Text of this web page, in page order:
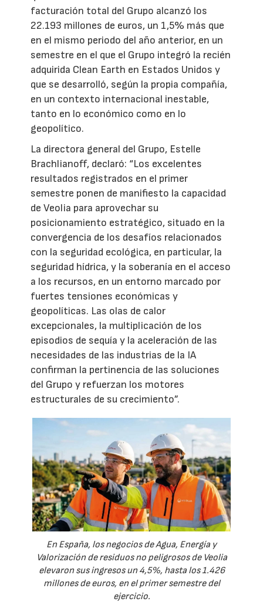
facturación total del Grupo alcanzó los
22.193 millones de euros, un 1,5% más que
en el mismo periodo del año anterior, en un
semestre en el que el Grupo integró la recién
adquirida Clean Earth en Estados Unidos y
que se desarrolló, según la propia compañía,
en un contexto internacional inestable,
tanto en lo económico como en lo
geopolítico.
La directora general del Grupo, Estelle
Brachlianoff, declaró: “Los excelentes
resultados registrados en el primer
semestre ponen de manifiesto la capacidad
de Veolia para aprovechar su
posicionamiento estratégico, situado en la
convergencia de los desafíos relacionados
con la seguridad ecológica, en particular, la
seguridad hídrica, y la soberanía en el acceso
a los recursos, en un entorno marcado por
fuertes tensiones económicas y
geopolíticas. Las olas de calor
excepcionales, la multiplicación de los
episodios de sequía y la aceleración de las
necesidades de las industrias de la IA
confirman la pertinencia de las soluciones
del Grupo y refuerzan los motores
estructurales de su crecimiento”.
En España, los negocios de Agua, Energía y
Valorización de residuos no peligrosos de Veolia
elevaron sus ingresos un 4,5%, hasta los 1.426
millones de euros, en el primer semestre del
ejercicio.